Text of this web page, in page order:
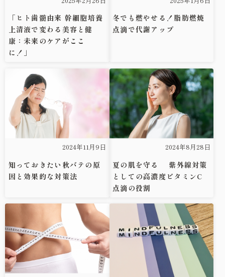
「ヒト歯髄由来 幹細胞培養
上清液で変わる美容と健
康：未来のケアがここ
に！」
冬でも燃やせる！脂肪燃焼
点滴で代謝アップ
2024年11月9日
知っておきたい秋バテの原
因と効果的な対策法
2024年8月28日
夏の肌を守る 紫外線対策
としての高濃度ビタミンC
点滴の役割